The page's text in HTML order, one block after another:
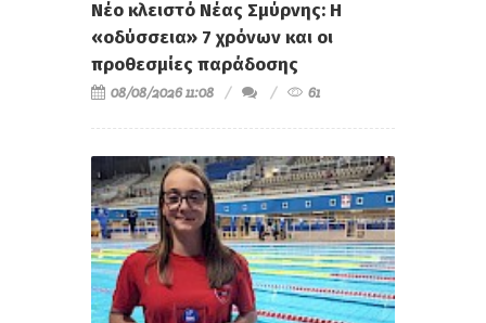
Νέο κλειστό Νέας Σμύρνης: Η
«οδύσσεια» 7 χρόνων και οι
προθεσμίες παράδοσης
08/08/2026 11:08 61